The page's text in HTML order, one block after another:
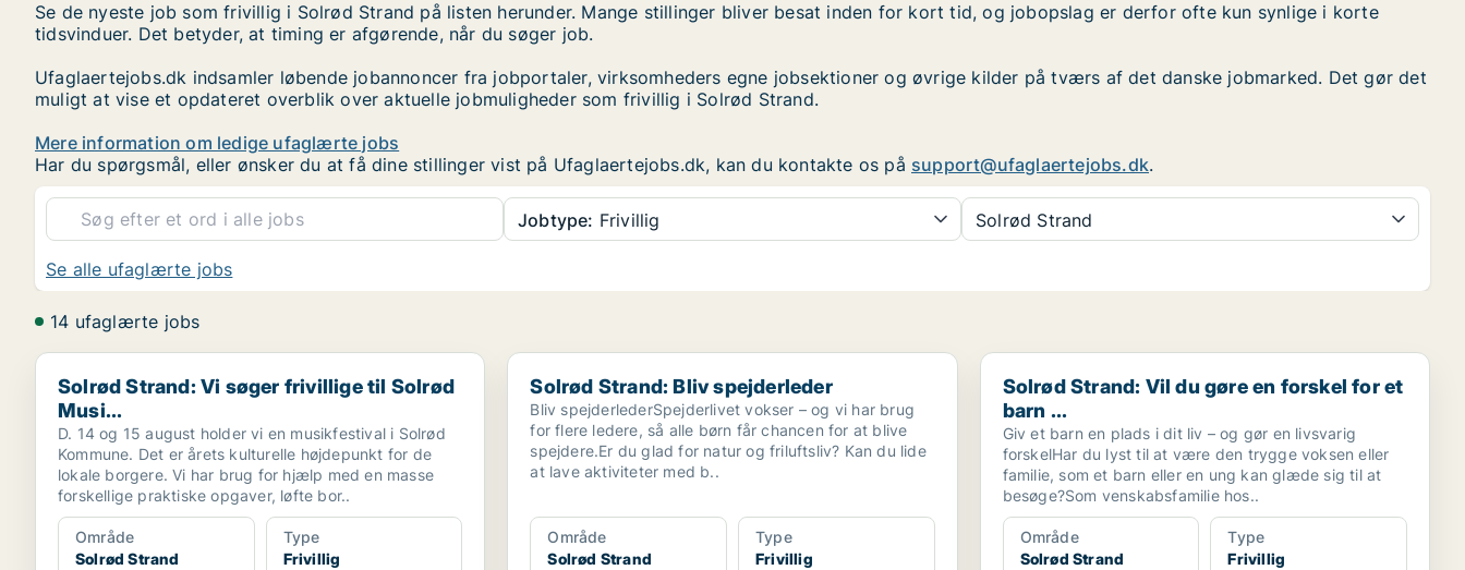
Se de nyeste job som frivillig i Solrød Strand på listen herunder. Mange stillinger bliver besat inden for kort tid, og jobopslag er derfor ofte kun synlige i korte
tidsvinduer. Det betyder, at timing er afgørende, når du søger job.
Ufaglaertejobs.dk indsamler løbende jobannoncer fra jobportaler, virksomheders egne jobsektioner og øvrige kilder på tværs af det danske jobmarked. Det gør det
muligt at vise et opdateret overblik over aktuelle jobmuligheder som frivillig i Solrød Strand.
Mere information om ledige ufaglærte jobs
Har du spørgsmål, eller ønsker du at få dine stillinger vist på Ufaglaertejobs.dk, kan du kontakte os på support@ufaglaertejobs.dk.
Jobtype: Frivillig Solrød Strand
Se alle ufaglærte jobs
14 ufaglærte jobs
Solrød Strand: Vi søger frivillige til Solrød Musi...
Solrød Strand: Vi søger frivillige til Solrød
Musi...
D. 14 og 15 august holder vi en musikfestival i Solrød
Kommune. Det er årets kulturelle højdepunkt for de
lokale borgere. Vi har brug for hjælp med en masse
forskellige praktiske opgaver, løfte bor..
Område
Solrød Strand
Type
Frivillig
Solrød Strand: Bliv spejderleder
Solrød Strand: Bliv spejderleder
Bliv spejderlederSpejderlivet vokser – og vi har brug
for flere ledere, så alle børn får chancen for at blive
spejdere.Er du glad for natur og friluftsliv? Kan du lide
at lave aktiviteter med b..
Område
Solrød Strand
Type
Frivillig
Solrød Strand: Vil du gøre en forskel for et barn ...
Solrød Strand: Vil du gøre en forskel for et
barn ...
Giv et barn en plads i dit liv – og gør en livsvarig
forskelHar du lyst til at være den trygge voksen eller
familie, som et barn eller en ung kan glæde sig til at
besøge?Som venskabsfamilie hos..
Område
Solrød Strand
Type
Frivillig